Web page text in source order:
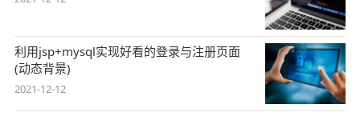
利用jsp+mysql实现好看的登录与注册页面
(动态背景)
2021-12-12